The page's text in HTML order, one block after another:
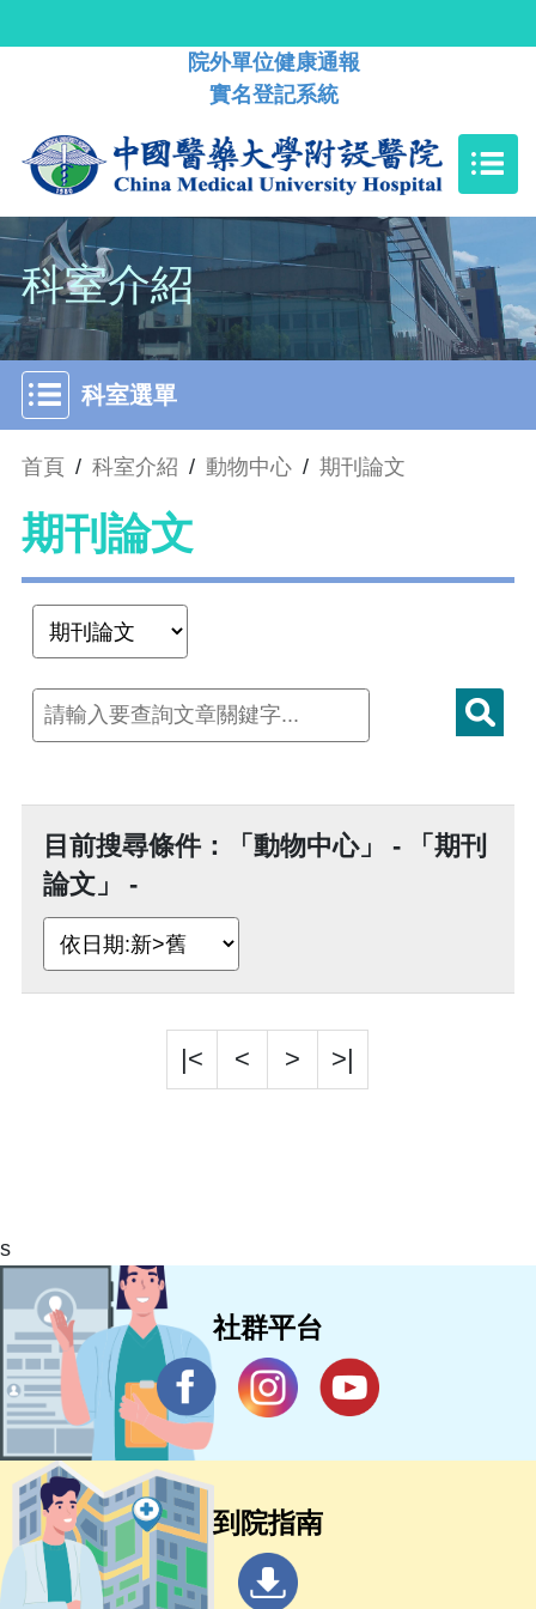
院外單位健康通報
實名登記系統
科室介紹
科室選單
首頁 / 科室介紹 / 動物中心 / 期刊論文
期刊論文
目前搜尋條件：「動物中心」 - 「期刊
論文」 -
|< < > >|
s
社群平台
到院指南